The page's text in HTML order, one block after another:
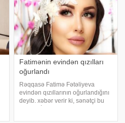
Fatimənin evindən qızılları
oğurlandı
Rəqqasə Fatimə Fətəliyeva
evindən qızıllarının oğurlandığını
deyib. xəbər verir ki, sənətçi bu